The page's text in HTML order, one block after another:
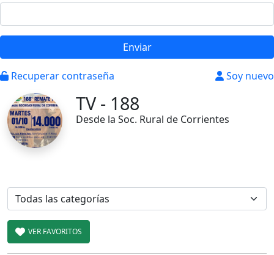
Enviar
Recuperar contraseña Soy nuevo
TV - 188
Desde la Soc. Rural de Corrientes
VER FAVORITOS